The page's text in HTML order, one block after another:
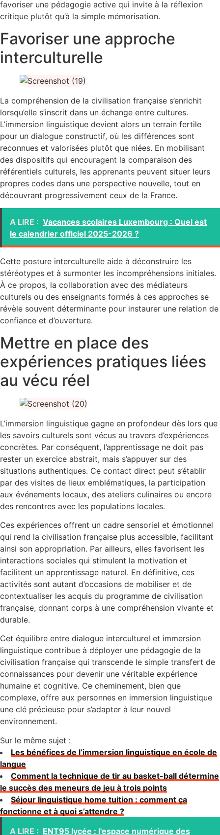
favoriser une pédagogie active qui invite à la réflexion
critique plutôt qu’à la simple mémorisation.
Favoriser une approche
interculturelle
La compréhension de la civilisation française s’enrichit
lorsqu’elle s’inscrit dans un échange entre cultures.
L’immersion linguistique devient alors un terrain fertile
pour un dialogue constructif, où les différences sont
reconnues et valorisées plutôt que niées. En mobilisant
des dispositifs qui encouragent la comparaison des
référentiels culturels, les apprenants peuvent situer leurs
propres codes dans une perspective nouvelle, tout en
découvrant progressivement ceux de la France.
A LIRE : Vacances scolaires Luxembourg : Quel est
le calendrier officiel 2025-2026 ?
Cette posture interculturelle aide à déconstruire les
stéréotypes et à surmonter les incompréhensions initiales.
À ce propos, la collaboration avec des médiateurs
culturels ou des enseignants formés à ces approches se
révèle souvent déterminante pour instaurer une relation de
confiance et d’ouverture.
Mettre en place des
expériences pratiques liées
au vécu réel
L’immersion linguistique gagne en profondeur dès lors que
les savoirs culturels sont vécus au travers d’expériences
concrètes. Par conséquent, l’apprentissage ne doit pas
rester un exercice abstrait, mais s’appuyer sur des
situations authentiques. Ce contact direct peut s’établir
par des visites de lieux emblématiques, la participation
aux événements locaux, des ateliers culinaires ou encore
des rencontres avec les populations locales.
Ces expériences offrent un cadre sensoriel et émotionnel
qui rend la civilisation française plus accessible, facilitant
ainsi son appropriation. Par ailleurs, elles favorisent les
interactions sociales qui stimulent la motivation et
facilitent un apprentissage naturel. En définitive, ces
activités sont autant d’occasions de mobiliser et de
contextualiser les acquis du programme de civilisation
française, donnant corps à une compréhension vivante et
durable.
Cet équilibre entre dialogue interculturel et immersion
linguistique contribue à déployer une pédagogie de la
civilisation française qui transcende le simple transfert de
connaissances pour devenir une véritable expérience
humaine et cognitive. Ce cheminement, bien que
complexe, offre aux personnes en immersion linguistique
une clé précieuse pour s’adapter à leur nouvel
environnement.
Sur le même sujet :
Les bénéfices de l’immersion linguistique en école de
langue
Comment la technique de tir au basket-ball détermine
le succès des meneurs de jeu à trois points
Séjour linguistique home tuition : comment ça
fonctionne et à quoi s’attendre ?
A LIRE : ENT95 lycée : l'espace numérique des